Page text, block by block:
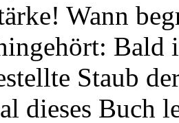
Wann
Staub
dieses Buch